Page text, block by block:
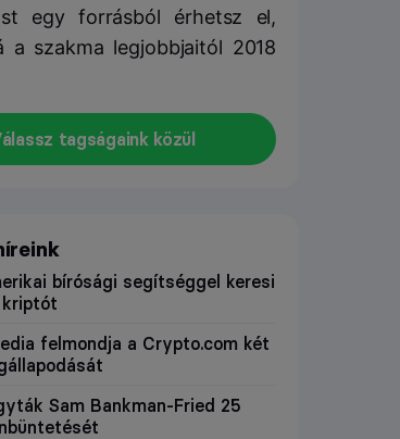
egy forrásból érhetsz el,
a szakma legjobbjaitól 2018
tagságaink közül
bírósági segítséggel keresi
felmondja a Crypto.com két
Sam Bankman-Fried 25